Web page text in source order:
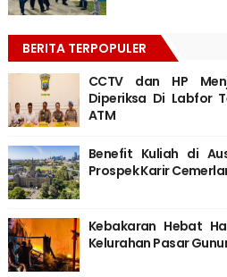
BERITA TERPOPULER
CCTV dan HP
Diperiksa Di Labfor
ATM
Benefit Kuliah di
Prospek Karir
Kebakaran Hebat
Kelurahan Pasar